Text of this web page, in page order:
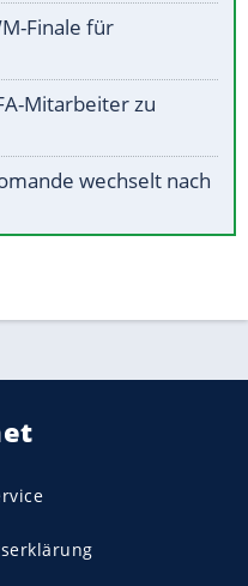
Finale für
Mitarbeiter zu
wechselt nach